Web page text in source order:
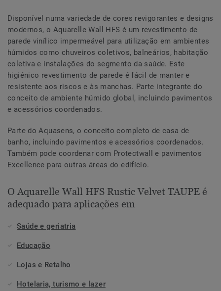
Disponível numa variedade de cores revigorantes e designs
modernos, o Aquarelle Wall HFS é um revestimento de
parede vinílico impermeável para utilização em ambientes
húmidos como chuveiros coletivos, balneários, habitação
coletiva e instalações do segmento da saúde. Este
higiénico revestimento de parede é fácil de manter e
resistente aos riscos e às manchas. Parte integrante do
conceito de ambiente húmido global, incluindo pavimentos
e acessórios coordenados.
Parte do Aquasens, o conceito completo de casa de
banho, incluindo pavimentos e acessórios coordenados.
Também pode coordenar com Protectwall e pavimentos
Excellence para outras áreas do edifício.
O Aquarelle Wall HFS Rustic Velvet TAUPE é
adequado para aplicações em
Saúde e geriatria
Educação
Lojas e Retalho
Hotelaria, turismo e lazer